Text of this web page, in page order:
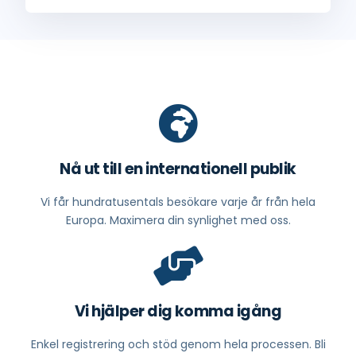
Nå ut till en internationell publik
Vi får hundratusentals besökare varje år från hela
Europa. Maximera din synlighet med oss.
Vi hjälper dig komma igång
Enkel registrering och stöd genom hela processen. Bli